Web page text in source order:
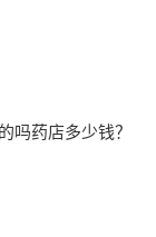
吗药店多少钱？